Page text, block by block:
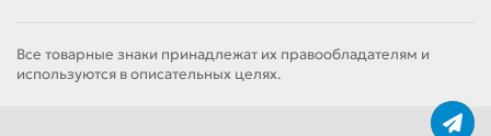
Все товарные знаки принадлежат их правообладателям и
используются в описательных целях.